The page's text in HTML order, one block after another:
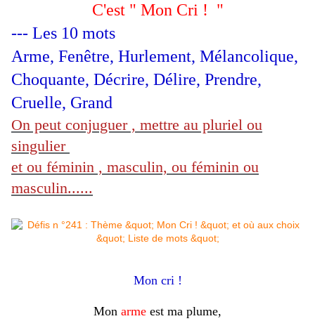
C'est " Mon Cri ! "
--- Les 10 mots
Arme, Fenêtre, Hurlement, Mélancolique,
Choquante, Décrire, Délire, Prendre,
Cruelle, Grand
On peut conjuguer , mettre au pluriel ou
singulier
et ou féminin , masculin, ou féminin ou
masculin......
Mon cri !
Mon arme est ma plume,